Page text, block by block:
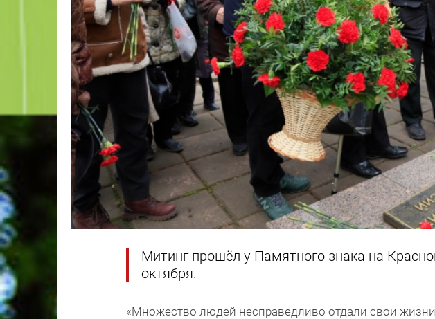
Митинг прошёл у Памятного знака на
октября.
«Множество людей несправедливо отдали свои